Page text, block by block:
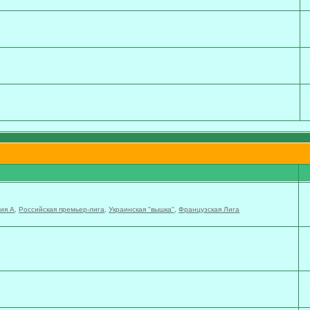
А ,Российская премьер-лига ,Украинская "вышка" ,Французская Лига